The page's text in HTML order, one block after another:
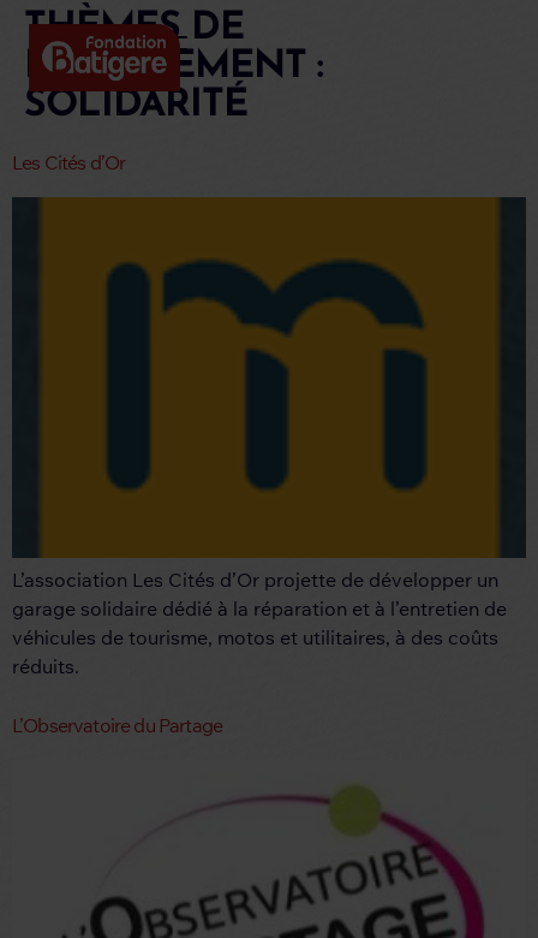
THÈMES DE
FINANCEMENT :
SOLIDARITÉ
Les Cités d’Or
L’association Les Cités d’Or projette de développer un
garage solidaire dédié à la réparation et à l’entretien de
véhicules de tourisme, motos et utilitaires, à des coûts
réduits.
L’Observatoire du Partage